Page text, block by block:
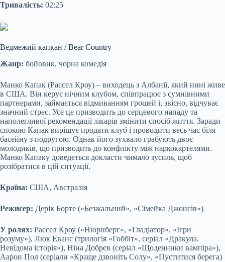
Тривалість: 02:25
Ведмежий капкан / Bear Country
Жанр: бойовик, чорна комедія
Манко Капак (Рассел Кроу) – виходець з Албанії, який нині живе
в США. Він керує нічним клубом, співпрацює з сумнівними
партнерами, займається відмиванням грошей і, звісно, відчуває
значний стрес. Усе це призводить до серцевого нападу та
наполегливої рекомендації лікарів змінити спосіб життя. Заради
спокою Капак вирішує продати клуб і проводити весь час біля
басейну з подругою. Однак його зухвало грабують двоє
молодиків, що призводить до конфлікту між наркокартелями.
Манко Капаку доведеться докласти чимало зусиль, щоб
розібратися в цій ситуації.
Країна: США, Австралія
Режисер: Дерік Борте («Безжальний», «Сімейка Джонсів»)
У ролях: Рассел Кроу («Нюрнберг», «Гладіатор», «Ігри
розуму»), Люк Еванс (трилогія «Гоббіт», серіал «Дракула.
Невідома історія»), Ніна Добрев (серіал «Щоденники вампіра»),
Аарон Пол (серіали «Краще дзвоніть Солу», «Пуститися берега)